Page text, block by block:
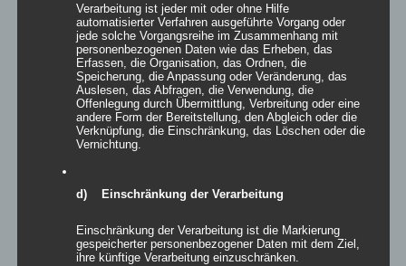
SOFABOX
Verarbeitung ist jeder mit oder ohne Hilfe
automatisierter Verfahren ausgeführte Vorgang oder
jede solche Vorgangsreihe im Zusammenhang mit
personenbezogenen Daten wie das Erheben, das
Erfassen, die Organisation, das Ordnen, die
Speicherung, die Anpassung oder Veränderung, das
Auslesen, das Abfragen, die Verwendung, die
Offenlegung durch Übermittlung, Verbreitung oder eine
andere Form der Bereitstellung, den Abgleich oder die
Verknüpfung, die Einschränkung, das Löschen oder die
Vernichtung.
d) Einschränkung der Verarbeitung
Einschränkung der Verarbeitung ist die Markierung
gespeicherter personenbezogener Daten mit dem Ziel,
ihre künftige Verarbeitung einzuschränken.